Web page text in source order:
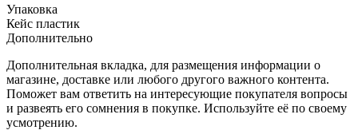
Упаковка
Кейс пластик
Дополнительно
Дополнительная вкладка, для размещения информации о
магазине, доставке или любого другого важного контента.
Поможет вам ответить на интересующие покупателя вопросы
и развеять его сомнения в покупке. Используйте её по своему
усмотрению.